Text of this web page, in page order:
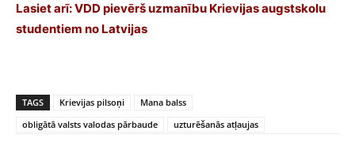
Lasiet arī:VDD pievērš uzmanību Krievijas augstskolu
studentiem no Latvijas
TAGS Krievijas pilsoņi
Mana balss
obligātā valsts valodas pārbaude
uzturēšanās atļaujas